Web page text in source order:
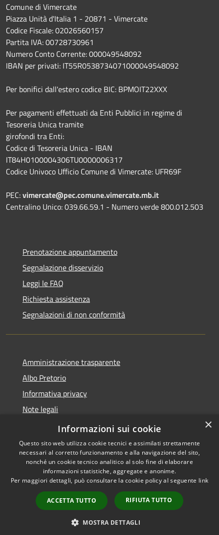
Comune di Vimercate
Piazza Unità d'Italia 1 - 20871 - Vimercate
Codice Fiscale: 02026560157
Partita IVA: 00728730961
Numero Conto Corrente: 000049548092
IBAN per privati: IT55R0538734071000049548092
Per bonifici dall'estero codice BIC: BPMOIT22XXX
Per pagamenti effettuati da Enti Pubblici in regime di
Tesoreria Unica tramite
girofondi tra Enti:
Codice di Tesoreria Unica - IBAN
IT84H0100004306TU0000006317
Codice Univoco Ufficio Comune di Vimercate: UFR69F
PEC:vimercate@pec.comune.vimercate.mb.it
Centralino Unico: 039.66.59.1 - Numero verde 800.012.503
Prenotazione appuntamento
Segnalazione disservizio
Leggi le FAQ
Richiesta assistenza
Segnalazioni di non conformità
Amministrazione trasparente
Albo Pretorio
Informativa privacy
Note legali
Dichiarazione di accessibilità
Accessibilità
Copyright © 2026 • Città di
Vimercate • Powered by
Municipium•
Accesso
redazione
×
Informazioni sui cookie
Questo sito web utilizza cookie tecnici e assimilati strettamente
necessari al corretto funzionamento e alla navigazione del sito,
nonché un cookie tecnico analitico al solo fine di elaborare
informazioni statistiche, aggregate e anonime.
Per maggiori dettagli, può consultare la cookie policy al seguente link
ACCETTA TUTTO RIFIUTA TUTTO
MOSTRA DETTAGLI